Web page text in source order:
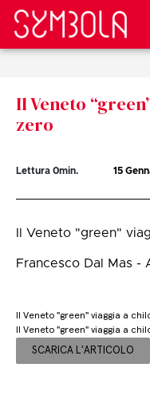
Il Veneto
zero
Lettura 0min. 15
Il Veneto "green"
Francesco Dal Mas -
Il Veneto "green" viaggia a
Il Veneto "green" viaggia a
SCARICA L'ARTICOLO